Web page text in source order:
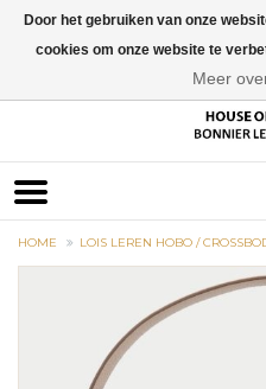
HOME LOIS LEREN HOBO /
Door het gebruiken van onze
cookies om onze website te
Meer